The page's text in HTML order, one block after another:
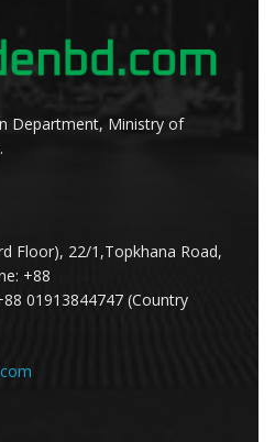
Department, Ministry of
Floor), 22/1,Topkhana Road,
+88
01913844747 (Country